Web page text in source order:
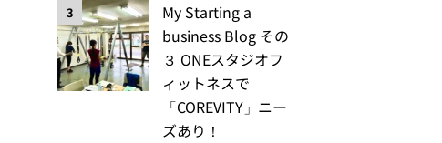
3
My Starting a
business Blog その
３ ONEスタジオフ
ィットネスで
「COREVITY」ニー
ズあり！